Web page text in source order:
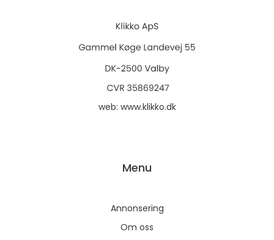
web: www.klikko.dk
Menu
Annonsering
Om oss